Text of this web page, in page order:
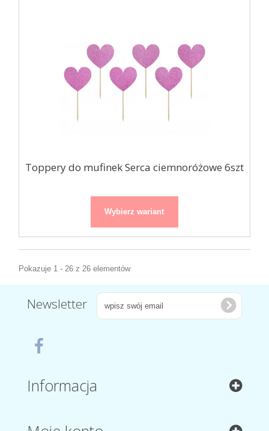
Toppery do mufinek Serca ciemnoróżowe 6szt
Wybierz wariant
Pokazuje 1 - 26 z 26 elementów
Newsletter
Informacja